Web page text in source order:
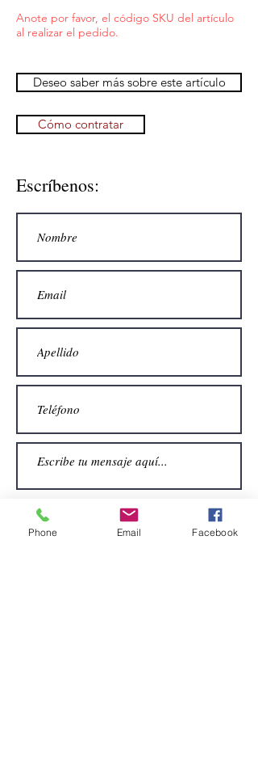
Anote por favor, el código SKU del artículo
al realizar el pedido.
Deseo saber más sobre este artículo
Cómo contratar
Escríbenos:
Enviar
Phone Email Facebook